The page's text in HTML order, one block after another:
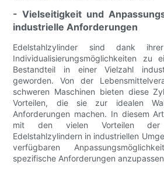
- Vielseitigkeit und
industrielle Anforderungen
Edelstahlzylinder sind dank
Individualisierungsmöglichkeiten zu
Bestandteil in einer Vielzahl
geworden. Von der
schweren Maschinen bieten diese
Vorteilen, die sie zur idealen
Anforderungen machen. In diesem
mit den vielen Vorteilen der
Edelstahlzylindern in industriellen
verfügbaren
spezifische Anforderungen